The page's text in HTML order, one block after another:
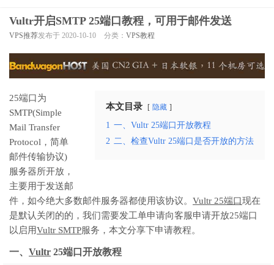
Vultr开启SMTP 25端口教程，可用于邮件发送
VPS推荐发布于 2020-10-10 分类： VPS教程
本文目录 隐藏
1 一、Vultr 25端口开放教程
2 二、检查Vultr 25端口是否开放的方法
25端口为
SMTP(Simple
Mail Transfer
Protocol，简单
邮件传输协议)
服务器所开放，
主要用于发送邮
件，如今绝大多数邮件服务器都使用该协议。 Vultr 25端口现在
是默认关闭的的，我们需要发工单申请向客服申请开放25端口
以启用Vultr SMTP服务，本文分享下申请教程。
一、 Vultr 25端口开放教程